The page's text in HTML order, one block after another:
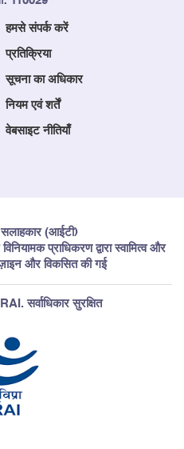
हमसे संपर्क करें
प्रतिक्रिया
सूचना का अधिकार
नियम एवं शर्तें
वेबसाइट नीतियाँ
(आईटी)
प्राधिकरण द्वारा स्वामित्व और
और विकसित की गई
सर्वाधिकार सुरक्षित